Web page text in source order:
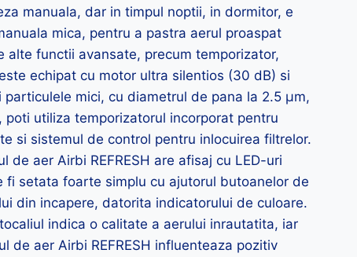
manuala, dar in timpul noptii, in dormitor, e
mica, pentru a pastra aerul proaspat
functii avansate, precum temporizator,
echipat cu motor ultra silentios (30 dB) si
mici, cu diametrul de pana la 2.5 μm,
utiliza temporizatorul incorporat pentru
si sistemul de control pentru inlocuirea filtrelor.
aer Airbi REFRESH are afisaj cu LED-uri
setata foarte simplu cu ajutorul butoanelor de
din incapere, datorita indicatorului de culoare.
indica o calitate a aerului inrautatita, iar
aer Airbi REFRESH influenteaza pozitiv